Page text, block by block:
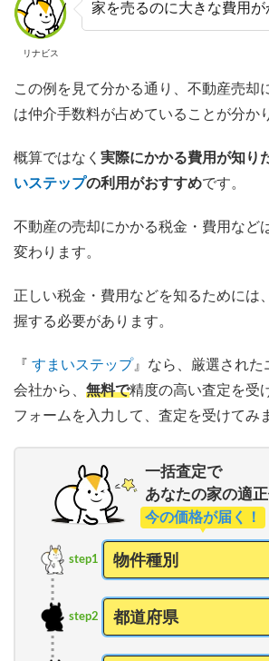
リナビス
家を売るのに大きな費用が
この例を見て分かる通り、不動産売却
は仲介手数料が占めていることが分か
概算ではなく 実際にかかる費用が知り
いステップの利用がおすすめです。
不動産の売却にかかる税金・費用など
変わります。
正しい税金・費用などを知るためには
握する必要があります。
『 すまいステップ 』なら、厳選され
会社から、 無料で精度の高い査定を受
フォームを入力して、査定を受けてみ
一括査定で
あなたの家の適
今の価格が届く！
step1
step2